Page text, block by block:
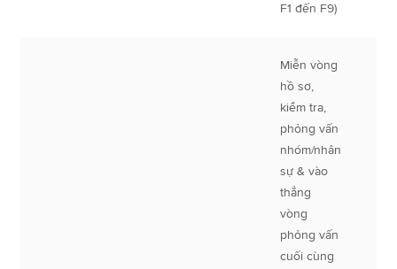
F1 đến F9)
Miễn vòng
hồ sơ,
kiểm tra,
phỏng vấn
nhóm/nhân
sự & vào
thẳng
vòng
phỏng vấn
cuối cùng